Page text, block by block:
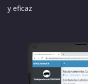
y eficaz